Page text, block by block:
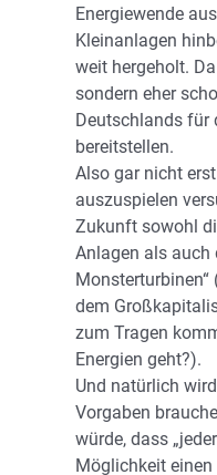
Energiewende
Kleinanlagen
weit hergeholt.
sondern eher
Deutschlands für
bereitstellen.
Also gar nicht
auszuspielen
Zukunft sowohl
Anlagen als auch
dem
zum Tragen
Energien geht?).
Und natürlich
Vorgaben
würde, dass
Möglichkeit einen